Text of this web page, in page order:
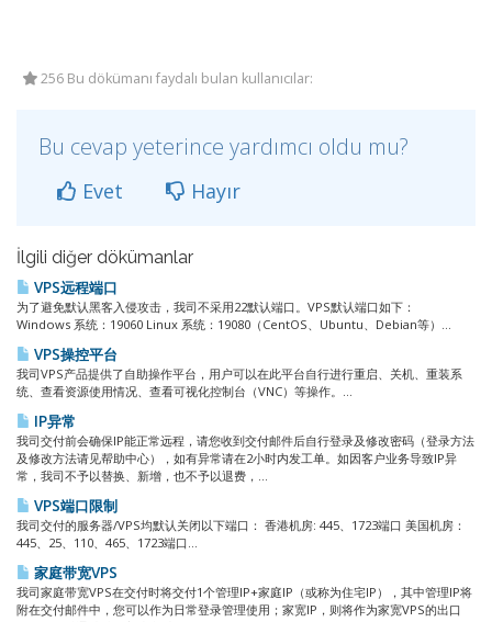
256 Bu dökümanı faydalı bulan kullanıcılar:
Bu cevap yeterince yardımcı oldu mu?
Evet Hayır
İlgili diğer dökümanlar
VPS远程端口
为了避免默认黑客入侵攻击，我司不采用22默认端口。VPS默认端口如下：
Windows 系统：19060 Linux 系统：19080（CentOS、Ubuntu、Debian等）...
VPS操控平台
我司VPS产品提供了自助操作平台，用户可以在此平台自行进行重启、关机、重装系
统、查看资源使用情况、查看可视化控制台（VNC）等操作。...
IP异常
我司交付前会确保IP能正常远程，请您收到交付邮件后自行登录及修改密码（登录方法
及修改方法请见帮助中心），如有异常请在2小时内发工单。如因客户业务导致IP异
常，我司不予以替换、新增，也不予以退费，...
VPS端口限制
我司交付的服务器/VPS均默认关闭以下端口： 香港机房: 445、1723端口 美国机房：
445、25、110、465、1723端口...
家庭带宽VPS
我司家庭带宽VPS在交付时将交付1个管理IP+家庭IP（或称为住宅IP），其中管理IP将
附在交付邮件中，您可以作为日常登录管理使用；家宽IP，则将作为家宽VPS的出口